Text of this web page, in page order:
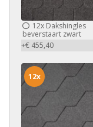
12x Dakshingles
beverstaart zwart
+€ 455,40
12x